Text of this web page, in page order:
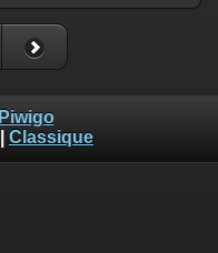
Piwigo
Classique